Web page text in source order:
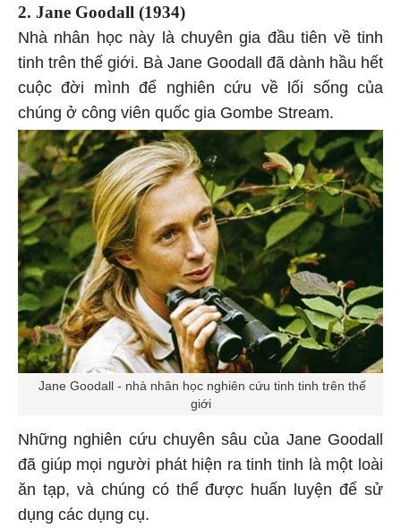
2. Jane Goodall (1934)
Nhà nhân học này là chuyên gia đầu tiên về tinh
tinh trên thế giới. Bà Jane Goodall đã dành hầu hết
cuộc đời mình để nghiên cứu về lối sống của
chúng ở công viên quốc gia Gombe Stream.
Jane Goodall - nhà nhân học nghiên cứu tinh tinh trên thế
giới
Những nghiên cứu chuyên sâu của Jane Goodall
đã giúp mọi người phát hiện ra tinh tinh là một loài
ăn tạp, và chúng có thể được huấn luyện để sử
dụng các dụng cụ.